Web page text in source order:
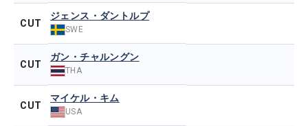
CUT
ジェンス・ダントルプ
SWE
CUT
ガン・チャルングン
THA
CUT
マイケル・キム
USA